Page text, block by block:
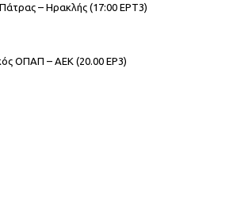
– Ηρακλής (17:00 ΕΡΤ3)
ΟΠΑΠ – ΑΕΚ (20.00 ΕΡ3)